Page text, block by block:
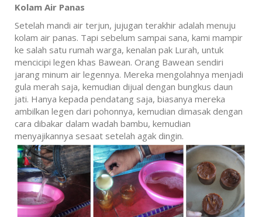
Kolam Air Panas
Setelah mandi air terjun, jujugan terakhir adalah menuju
kolam air panas. Tapi sebelum sampai sana, kami mampir
ke salah satu rumah warga, kenalan pak Lurah, untuk
mencicipi legen khas Bawean. Orang Bawean sendiri
jarang minum air legennya. Mereka mengolahnya menjadi
gula merah saja, kemudian dijual dengan bungkus daun
jati. Hanya kepada pendatang saja, biasanya mereka
ambilkan legen dari pohonnya, kemudian dimasak dengan
cara dibakar dalam wadah bambu, kemudian
menyajikannya sesaat setelah agak dingin.